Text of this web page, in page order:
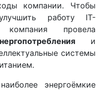
компании. Чтобы
работу IT-
компания провела
и
системы
энергоёмкие